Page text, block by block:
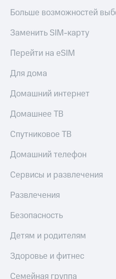
Больше возможностей
Заменить SIM-карту
Перейти на eSIM
Для дома
Домашний интернет
Домашнее ТВ
Спутниковое ТВ
Домашний телефон
Сервисы и развлечения
Развлечения
Безопасность
Детям и родителям
Здоровье и фитнес